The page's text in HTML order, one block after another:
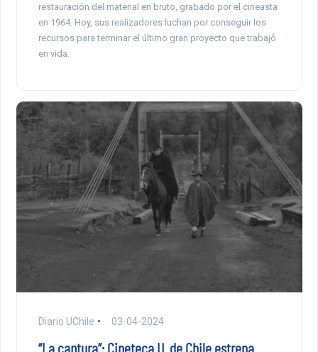
restauración del material en bruto, grabado por el cineasta
en 1964. Hoy, sus realizadores luchan por conseguir los
recursos para terminar el último gran proyecto que trabajó
en vida.
Diario UChile 03-04-2024
“La captura”: Cineteca U. de Chile estrena